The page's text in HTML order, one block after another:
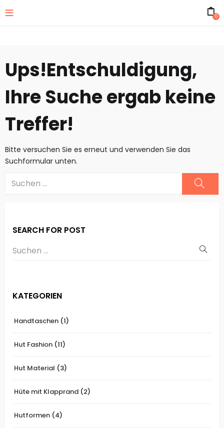
0
Ups!Entschuldigung,
Ihre Suche ergab keine
Treffer!
Bitte versuchen Sie es erneut und verwenden Sie das
Suchformular unten.
SEARCH FOR POST
KATEGORIEN
Handtaschen (1)
Hut Fashion (11)
Hut Material (3)
Hüte mit Klapprand (2)
Hutformen (4)